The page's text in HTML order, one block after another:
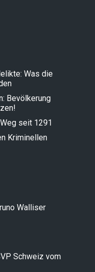
Was die
Bevölkerung
seit 1291
Kriminellen
Walliser
Schweiz vom